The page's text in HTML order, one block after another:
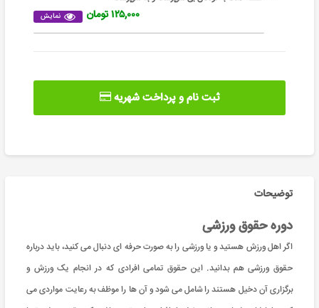
نمایش ۱۲۵,۰۰۰ تومان
ثبت نام و پرداخت شهریه
توضیحات
دوره حقوق ورزشی
اگر اهل ورزش هستید و یا ورزشی را به صورت حرفه ای دنبال می کنید، باید درباره
حقوق ورزشی هم بدانید. این حقوق تمامی افرادی که در انجام یک ورزش و
برگزاری آن دخیل هستند را شامل می شود و آن ها را موظف به رعایت مواردی می